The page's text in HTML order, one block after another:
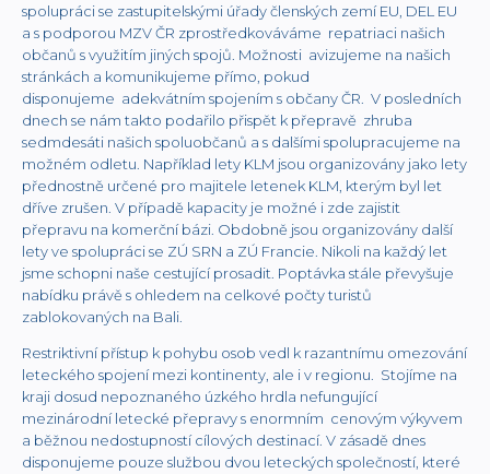
spolupráci se zastupitelskými úřady členských zemí EU, DEL EU
a s podporou MZV ČR zprostředkováváme repatriaci našich
občanů s využitím jiných spojů. Možnosti avizujeme na našich
stránkách a komunikujeme přímo, pokud
disponujeme adekvátním spojením s občany ČR. V posledních
dnech se nám takto podařilo přispět k přepravě zhruba
sedmdesáti našich spoluobčanů a s dalšími spolupracujeme na
možném odletu. Například lety KLM jsou organizovány jako lety
přednostně určené pro majitele letenek KLM, kterým byl let
dříve zrušen. V případě kapacity je možné i zde zajistit
přepravu na komerční bázi. Obdobně jsou organizovány další
lety ve spolupráci se ZÚ SRN a ZÚ Francie. Nikoli na každý let
jsme schopni naše cestující prosadit. Poptávka stále převyšuje
nabídku právě s ohledem na celkové počty turistů
zablokovaných na Bali.
Restriktivní přístup k pohybu osob vedl k razantnímu omezování
leteckého spojení mezi kontinenty, ale i v regionu. Stojíme na
kraji dosud nepoznaného úzkého hrdla nefungující
mezinárodní letecké přepravy s enormním cenovým výkyvem
a běžnou nedostupností cílových destinací. V zásadě dnes
disponujeme pouze službou dvou leteckých společností, které